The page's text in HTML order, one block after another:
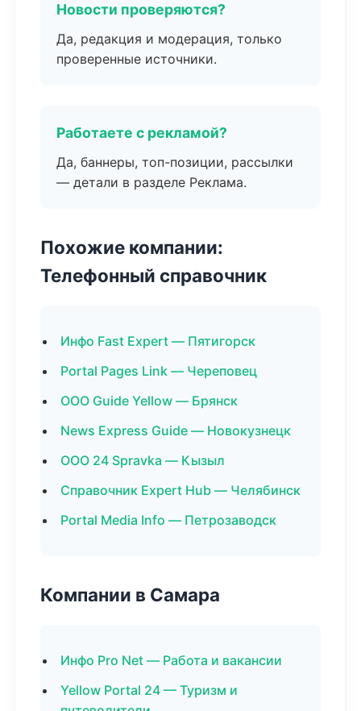
Новости проверяются?
Да, редакция и модерация, только
проверенные источники.
Работаете с рекламой?
Да, баннеры, топ-позиции, рассылки
— детали в разделе Реклама.
Похожие компании:
Телефонный справочник
Инфо Fast Expert — Пятигорск
Portal Pages Link — Череповец
ООО Guide Yellow — Брянск
News Express Guide — Новокузнецк
ООО 24 Spravka — Кызыл
Справочник Expert Hub — Челябинск
Portal Media Info — Петрозаводск
Компании в Самара
Инфо Pro Net — Работа и вакансии
Yellow Portal 24 — Туризм и